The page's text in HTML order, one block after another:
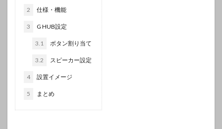
2 仕様・機能
3 G HUB設定
3.1 ボタン割り当て
3.2 スピーカー設定
4 設置イメージ
5 まとめ